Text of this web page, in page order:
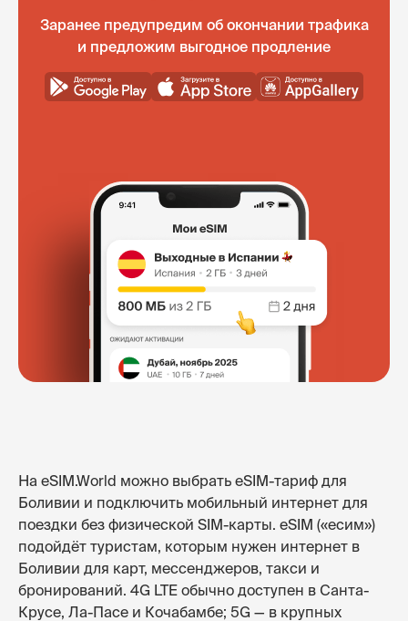
Заранее предупредим об окончании трафика
и предложим выгодное продление
На eSIM.World можно выбрать eSIM-тариф для
Боливии и подключить мобильный интернет для
поездки без физической SIM-карты. eSIM («есим»)
подойдёт туристам, которым нужен интернет в
Боливии для карт, мессенджеров, такси и
бронирований. 4G LTE обычно доступен в Санта-
Крусе, Ла-Пасе и Кочабамбе; 5G — в крупных